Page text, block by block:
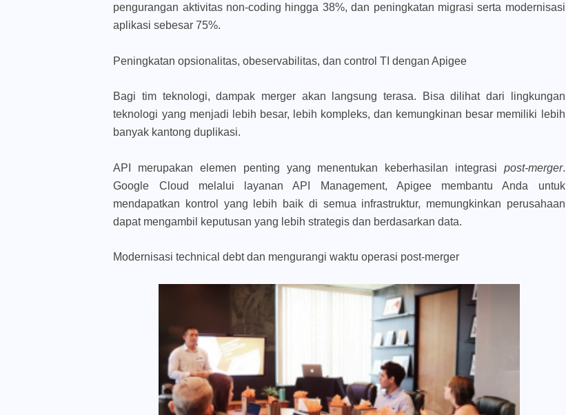
pengurangan aktivitas non-coding hingga 38%, dan peningkatan migrasi serta modernisasi
aplikasi sebesar 75%.
Peningkatan opsionalitas, obeservabilitas, dan control TI dengan Apigee
Bagi tim teknologi, dampak merger akan langsung terasa. Bisa dilihat dari lingkungan
teknologi yang menjadi lebih besar, lebih kompleks, dan kemungkinan besar memiliki lebih
banyak kantong duplikasi.
API merupakan elemen penting yang menentukan keberhasilan integrasi post-merger.
Google Cloud melalui layanan API Management, Apigee membantu Anda untuk
mendapatkan kontrol yang lebih baik di semua infrastruktur, memungkinkan perusahaan
dapat mengambil keputusan yang lebih strategis dan berdasarkan data.
Modernisasi technical debt dan mengurangi waktu operasi post-merger